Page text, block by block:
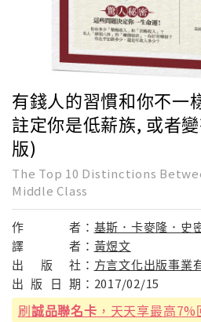
有錢人的習慣和你不一
註定你是低薪族, 或者
版)
The Top 10 Distinctions
Middle Class
作 者： 基斯．卡麥隆．史
譯
者： 黃煜文
出
版 社： 方言文化出版事業
出 版 日 期： 2017/02/15
刷誠品聯名卡 ，天天享最高7%